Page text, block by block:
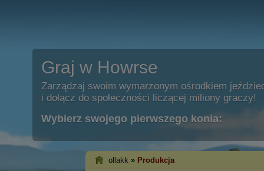
Graj w Howrse
Zarządzaj swoim wymarzonym ośrodkiem
i dołącz do społeczności liczącej miliony graczy!
Wybierz swojego pierwszego konia:
ollakk » Produkcja